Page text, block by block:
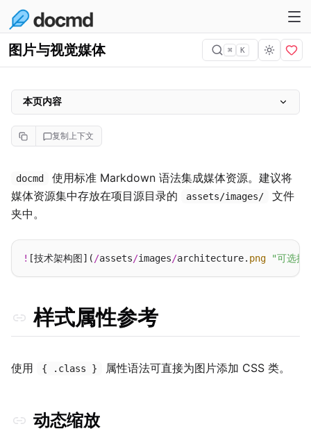
图片与视觉媒体 ⌘ K
复制上下文
docmd
使用标准 Markdown 语法集成媒体资源。建议将
媒体资源集中存放在项目源目录的
assets/images/
文件
夹中。
! [技术架构图]( /assets/images/architecture. png "可选提
样式属性参考
使用 { .class } 属性语法可直接为图片添加 CSS 类。
动态缩放
本页内容
样式属性参考
动态缩放
对齐与布局
结构化媒体元素
图片画廊
交互式 Lightbox 缩放